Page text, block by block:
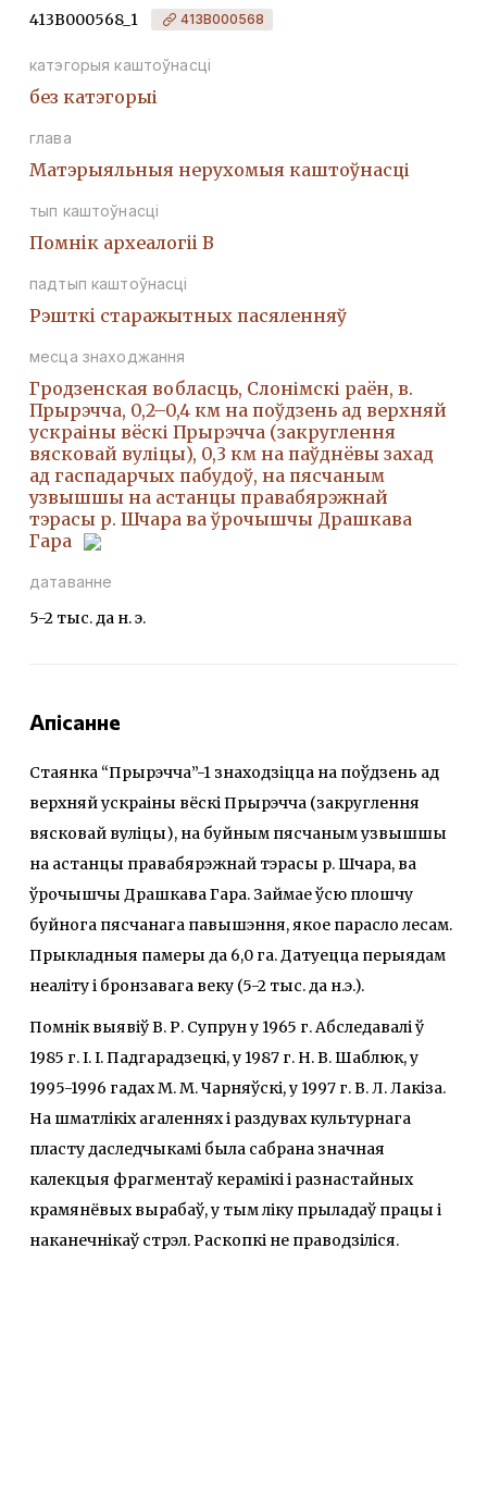
413В000568_1 413В000568
катэгорыя каштоўнасці
без катэгорыі
глава
Матэрыяльныя нерухомыя каштоўнасці
тып каштоўнасці
Помнiк археалогii В
падтып каштоўнасці
Рэшткi старажытных пасяленняў
месца знаходжання
Гродзенская вобласць, Слонімскі раён, в.
Прырэчча, 0,2–0,4 км на поўдзень ад верхняй
ускраіны вёскі Прырэчча (закруглення
вясковай вуліцы), 0,3 км на паўднёвы захад
ад гаспадарчых пабудоў, на пясчаным
узвышшы на астанцы правабярэжнай
тэрасы р. Шчара ва ўрочышчы Драшкава
Гара
датаванне
5-2 тыс. да н. э.
Апісанне
Стаянка “Прырэчча”-1 знаходзіцца на поўдзень ад
верхняй ускраіны вёскі Прырэчча (закруглення
вясковай вуліцы), на буйным пясчаным узвышшы
на астанцы правабярэжнай тэрасы р. Шчара, ва
ўрочышчы Драшкава Гара. Займае ўсю плошчу
буйнога пясчанага павышэння, якое парасло лесам.
Прыкладныя памеры да 6,0 га. Датуецца перыядам
неаліту і бронзавага веку (5-2 тыс. да н.э.).
Помнік выявіў В. Р. Супрун у 1965 г. Абследавалі ў
1985 г. І. І. Падгарадзецкі, у 1987 г. Н. В. Шаблюк, у
1995-1996 гадах М. М. Чарняўскі, у 1997 г. В. Л. Лакіза.
На шматлікіх агаленнях і раздувах культурнага
пласту даследчыкамі была сабрана значная
калекцыя фрагментаў керамікі і разнастайных
крамянёвых вырабаў, у тым ліку прыладаў працы і
наканечнікаў стрэл. Раскопкі не праводзіліся.